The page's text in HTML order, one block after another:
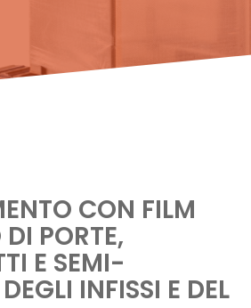
CON FILM
DI PORTE,
E SEMI-
INFISSI E DEL